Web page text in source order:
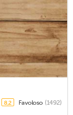
8,2 Favoloso (1492)